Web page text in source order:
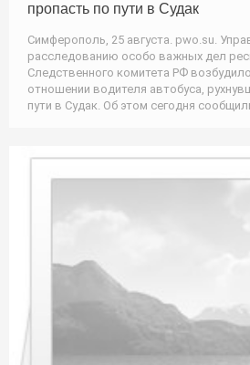
пропасть по пути в Судак
Симферополь, 25 августа. pwo.su.
расследованию особо важных дел
Следственного комитета РФ
отношении водителя автобуса,
пути в Судак. Об этом сегодня